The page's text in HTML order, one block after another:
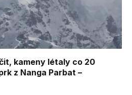
kameny létaly co 20
z Nanga Parbat –